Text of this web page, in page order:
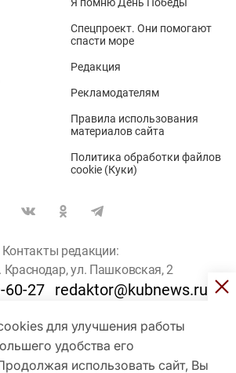
для улучшения работы
удобства его
использовать сайт, Вы
Спецпроект. Они помогают
спасти море
Редакция
Рекламодателям
Правила использования
материалов сайта
Политика обработки файлов
cookie (Куки)
Контакты редакции:
Краснодар, ул. Пашковская, 2
60-27 redaktor@kubnews.ru
пользователей старше 16 лет
Кубанские Новости, 2017